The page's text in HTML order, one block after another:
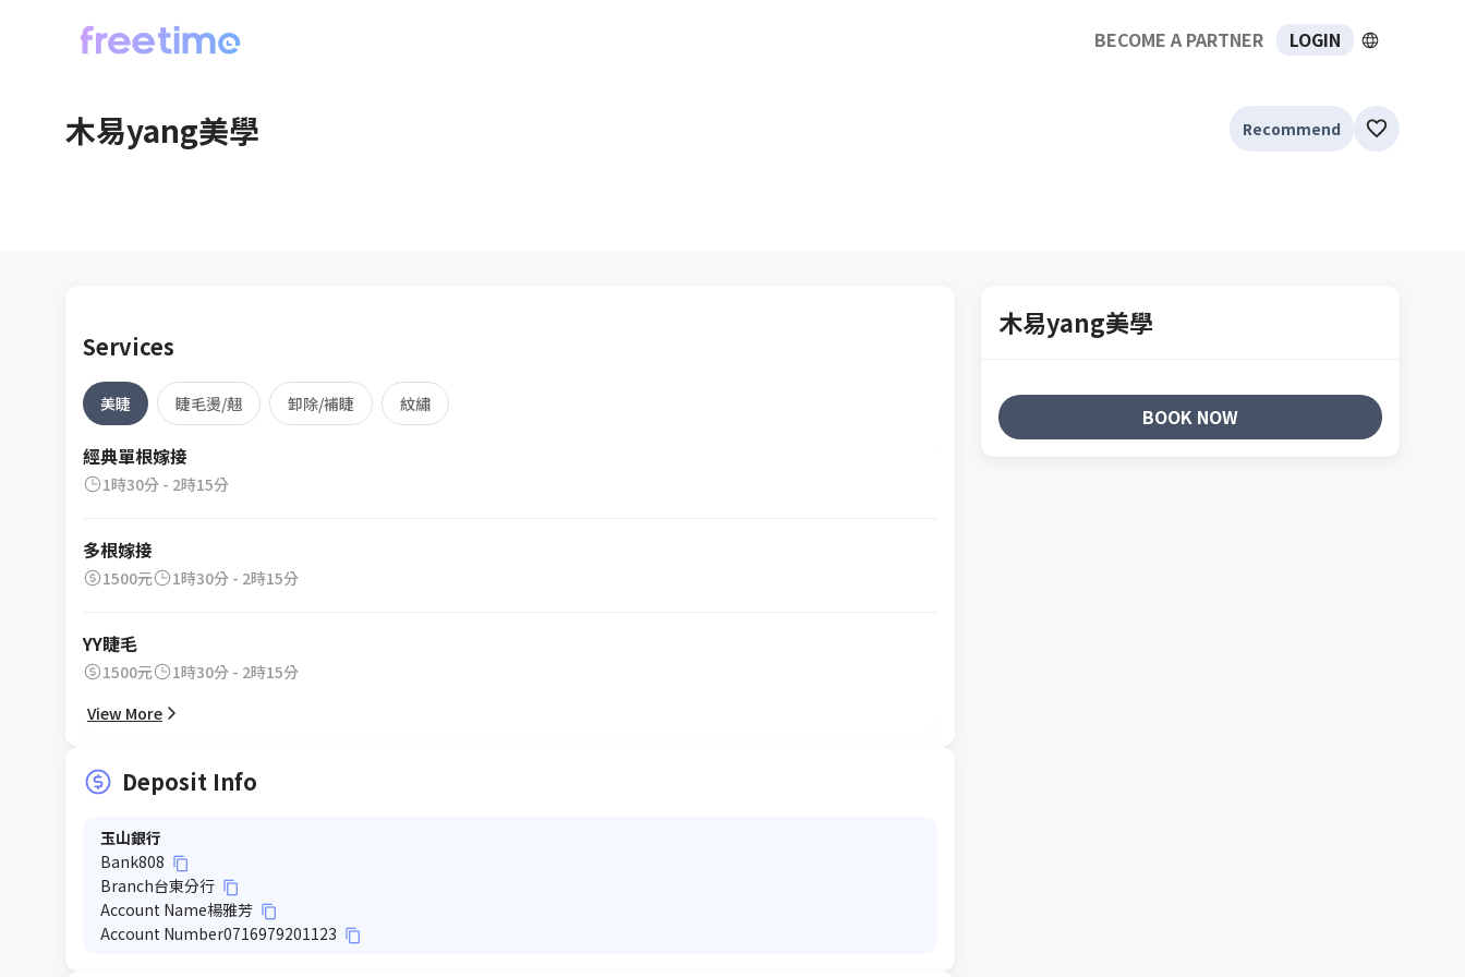
BECOME A PARTNER LOGIN
木易yang美學 Recommend
Services
美睫 睫毛燙/翹 卸除/補睫 紋繡
經典單根嫁接
1時30分 - 2時15分
多根嫁接
1500元 1時30分 - 2時15分
YY睫毛
1500元
1時30分 - 2時15分
View More
Deposit Info
玉山銀行
Bank808 content_copy
Branch台東分行 content_copy
Account Name楊雅芳 content_copy
Account Number0716979201123 content_copy
木易yang美學
BOOK NOW